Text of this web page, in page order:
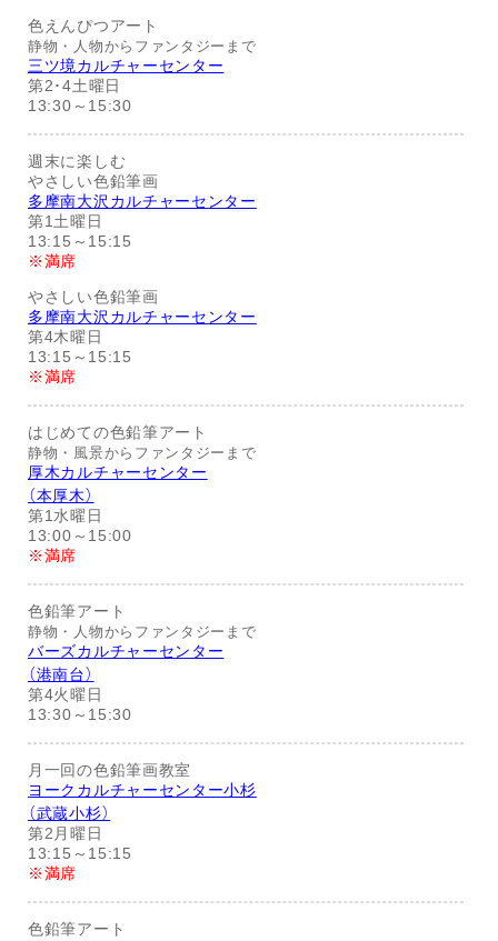
色えんぴつアート
静物・人物からファンタジーまで
三ツ境カルチャーセンター
第2･4土曜日
13:30～15:30
週末に楽しむ
やさしい色鉛筆画
多摩南大沢カルチャーセンター
第1土曜日
13:15～15:15
※満席
やさしい色鉛筆画
多摩南大沢カルチャーセンター
第4木曜日
13:15～15:15
※満席
はじめての色鉛筆アート
静物・風景からファンタジーまで
厚木カルチャーセンター
（本厚木）
第1水曜日
13:00～15:00
※満席
色鉛筆アート
静物・人物からファンタジーまで
バーズカルチャーセンター
（港南台）
第4火曜日
13:30～15:30
月一回の色鉛筆画教室
ヨークカルチャーセンター小杉
（武蔵小杉）
第2月曜日
13:15～15:15
※満席
色鉛筆アート